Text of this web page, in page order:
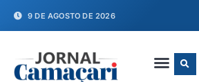
9 DE AGOSTO DE 2026